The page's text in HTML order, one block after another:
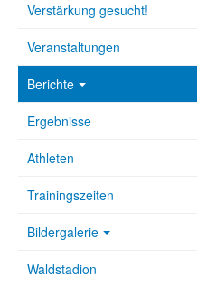
Verstärkung gesucht!
Veranstaltungen
Berichte
Ergebnisse
Athleten
Trainingszeiten
Bildergalerie
Waldstadion